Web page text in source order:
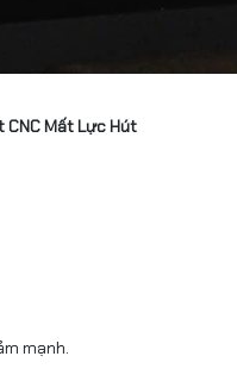
CNC Mất Lực Hút
mạnh.